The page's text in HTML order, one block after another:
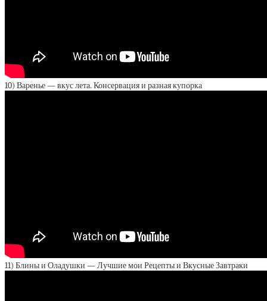
10) Варенье — вкус лета. Консервация и разная купорка
11) Блины и Оладушки — Лучшие мои Рецепты и Вкусные Завтраки